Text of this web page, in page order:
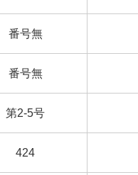
番号無
番号無
第2-5号
424